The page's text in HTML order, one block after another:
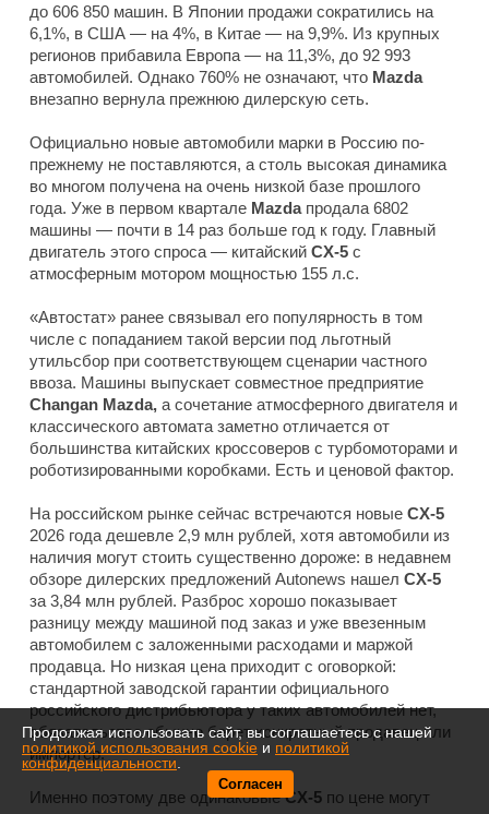
до 606 850 машин. В Японии продажи сократились на
6,1%, в США — на 4%, в Китае — на 9,9%. Из крупных
регионов прибавила Европа — на 11,3%, до 92 993
автомобилей. Однако 760% не означают, что Mazda
внезапно вернула прежнюю дилерскую сеть.
Официально новые автомобили марки в Россию по-
прежнему не поставляются, а столь высокая динамика
во многом получена на очень низкой базе прошлого
года. Уже в первом квартале Mazdaпродала 6802
машины — почти в 14 раз больше год к году. Главный
двигатель этого спроса — китайский CX-5 с
атмосферным мотором мощностью 155 л.с.
«Автостат» ранее связывал его популярность в том
числе с попаданием такой версии под льготный
утильсбор при соответствующем сценарии частного
ввоза. Машины выпускает совместное предприятие
Changan Mazda, а сочетание атмосферного двигателя и
классического автомата заметно отличается от
большинства китайских кроссоверов с турбомоторами и
роботизированными коробками. Есть и ценовой фактор.
На российском рынке сейчас встречаются новые CX-5
2026 года дешевле 2,9 млн рублей, хотя автомобили из
наличия могут стоить существенно дороже: в недавнем
обзоре дилерских предложений Autonews нашел CX-5
за 3,84 млн рублей. Разброс хорошо показывает
разницу между машиной под заказ и уже ввезенным
автомобилем с заложенными расходами и маржой
продавца. Но низкая цена приходит с оговоркой:
стандартной заводской гарантии официального
российского дистрибьютора у таких автомобилей нет,
обязательства обычно берет конкретный продавец или
импортер.
Именно поэтому две одинаковыеCX-5 по цене могут
Продолжая использовать сайт, вы соглашаетесь с нашей
политикой использования cookie и политикой
конфиденциальности
Согласен